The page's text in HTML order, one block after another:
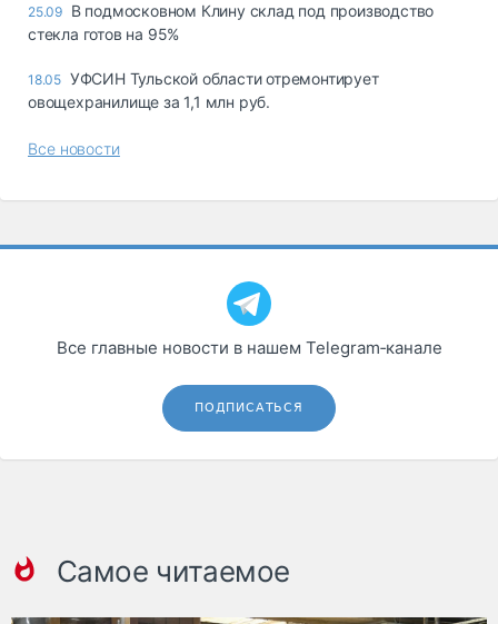
25.09 В подмосковном Клину склад под производство
стекла готов на 95%
18.05 УФСИН Тульской области отремонтирует
овощехранилище за 1,1 млн руб.
Все новости
Все главные новости в нашем Telegram‑канале
ПОДПИСАТЬСЯ
Самое читаемое